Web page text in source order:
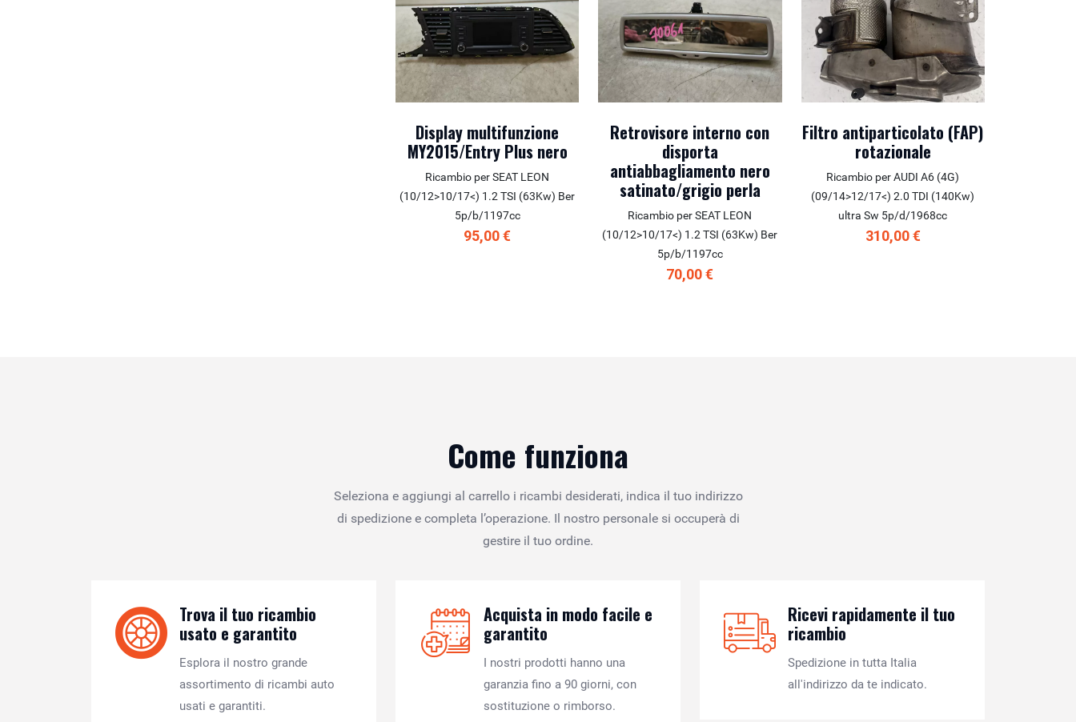
Display multifunzione
MY2015/Entry Plus nero
Ricambio per SEAT LEON
(10/12>10/17<) 1.2 TSI (63Kw) Ber
5p/b/1197cc
95,00 €
Retrovisore interno con
disporta
antiabbagliamento nero
satinato/grigio perla
Ricambio per SEAT LEON
(10/12>10/17<) 1.2 TSI (63Kw) Ber
5p/b/1197cc
70,00 €
Filtro antiparticolato (FAP)
rotazionale
Ricambio per AUDI A6 (4G)
(09/14>12/17<) 2.0 TDI (140Kw)
ultra Sw 5p/d/1968cc
310,00 €
Come funziona
Seleziona e aggiungi al carrello i ricambi desiderati, indica il tuo indirizzo
di spedizione e completa l’operazione. Il nostro personale si occuperà di
gestire il tuo ordine.
Trova il tuo ricambio
usato e garantito
Esplora il nostro grande
assortimento di ricambi auto
usati e garantiti.
Acquista in modo facile e
garantito
I nostri prodotti hanno una
garanzia fino a 90 giorni, con
sostituzione o rimborso.
Ricevi rapidamente il tuo
ricambio
Spedizione in tutta Italia
all'indirizzo da te indicato.